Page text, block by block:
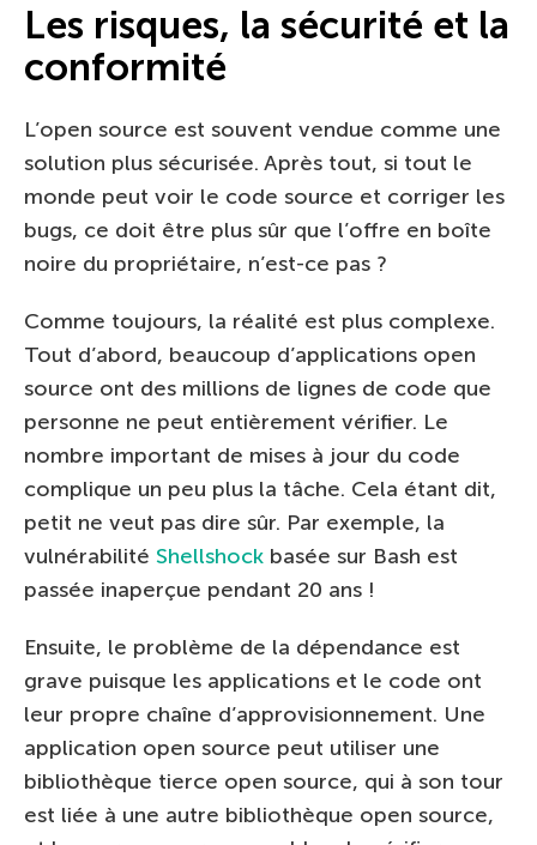
Les risques, la sécurité et la
conformité
L’open source est souvent vendue comme une
solution plus sécurisée. Après tout, si tout le
monde peut voir le code source et corriger les
bugs, ce doit être plus sûr que l’offre en boîte
noire du propriétaire, n’est-ce pas ?
Comme toujours, la réalité est plus complexe.
Tout d’abord, beaucoup d’applications open
source ont des millions de lignes de code que
personne ne peut entièrement vérifier. Le
nombre important de mises à jour du code
complique un peu plus la tâche. Cela étant dit,
petit ne veut pas dire sûr. Par exemple, la
vulnérabilité Shellshock basée sur Bash est
passée inaperçue pendant 20 ans !
Ensuite, le problème de la dépendance est
grave puisque les applications et le code ont
leur propre chaîne d’approvisionnement. Une
application open source peut utiliser une
bibliothèque tierce open source, qui à son tour
est liée à une autre bibliothèque open source,